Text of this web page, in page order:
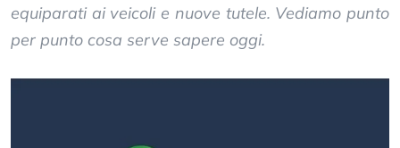
equiparati ai veicoli e nuove tutele. Vediamo punto
per punto cosa serve sapere oggi.